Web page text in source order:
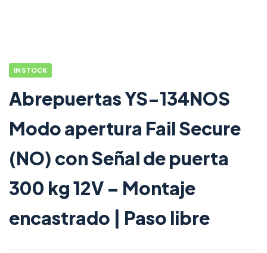
IN STOCK
Abrepuertas YS-134NOS
Modo apertura Fail Secure
(NO) con Señal de puerta
300 kg 12V – Montaje
encastrado | Paso libre